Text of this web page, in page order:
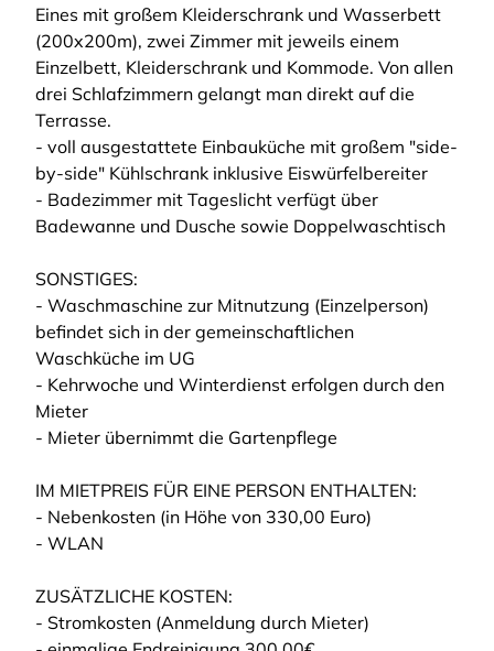
Eines mit großem Kleiderschrank und Wasserbett
(200x200m), zwei Zimmer mit jeweils einem
Einzelbett, Kleiderschrank und Kommode. Von allen
drei Schlafzimmern gelangt man direkt auf die
Terrasse.
- voll ausgestattete Einbauküche mit großem "side-
by-side" Kühlschrank inklusive Eiswürfelbereiter
- Badezimmer mit Tageslicht verfügt über
Badewanne und Dusche sowie Doppelwaschtisch
SONSTIGES:
- Waschmaschine zur Mitnutzung (Einzelperson)
befindet sich in der gemeinschaftlichen
Waschküche im UG
- Kehrwoche und Winterdienst erfolgen durch den
Mieter
- Mieter übernimmt die Gartenpflege
IM MIETPREIS FÜR EINE PERSON ENTHALTEN:
- Nebenkosten (in Höhe von 330,00 Euro)
- WLAN
ZUSÄTZLICHE KOSTEN:
- Stromkosten (Anmeldung durch Mieter)